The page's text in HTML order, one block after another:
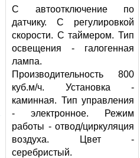
С автоотключение по
датчику. С регулировкой
скорости. С таймером. Тип
освещения - галогенная
лампа.
Производительность 800
куб.м/ч. Установка -
каминная. Тип управления
- электронное. Режим
работы - отвод/циркуляция
воздуха. Цвет -
серебристый.